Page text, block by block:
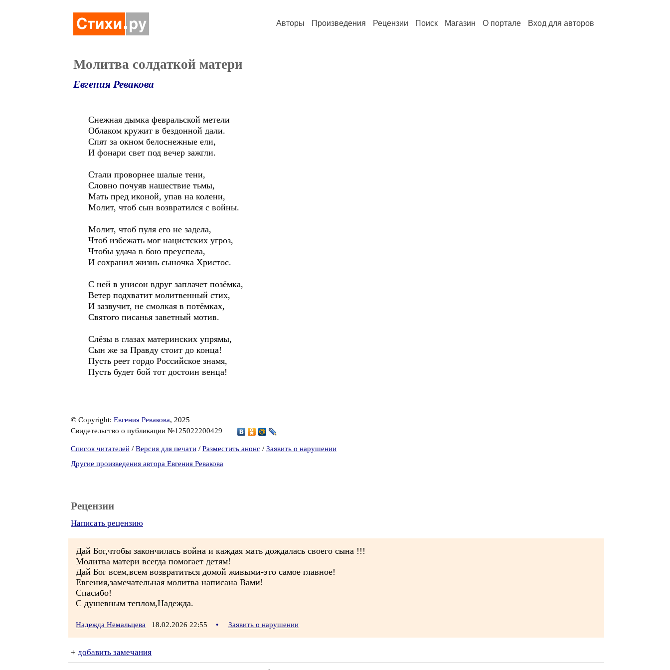
Авторы Произведения Рецензии Поиск Магазин О портале Вход для авторов
Молитва солдаткой матери
Евгения Ревакова
Снежная дымка февральской метели
Облаком кружит в бездонной дали.
Спят за окном белоснежные ели,
И фонари свет под вечер зажгли.
Стали проворнее шалые тени,
Словно почуяв нашествие тьмы,
Мать пред иконой, упав на колени,
Молит, чтоб сын возвратился с войны.
Молит, чтоб пуля его не задела,
Чтоб избежать мог нацистских угроз,
Чтобы удача в бою преуспела,
И сохранил жизнь сыночка Христос.
С ней в унисон вдруг заплачет позёмка,
Ветер подхватит молитвенный стих,
И зазвучит, не смолкая в потёмках,
Святого писанья заветный мотив.
Слёзы в глазах материнских упрямы,
Сын же за Правду стоит до конца!
Пусть реет гордо Российское знамя,
Пусть будет бой тот достоин венца!
© Copyright: Евгения Ревакова, 2025
Свидетельство о публикации №125022200429
Список читателей / Версия для печати / Разместить анонс / Заявить о нарушении
Другие произведения автора Евгения Ревакова
Рецензии
Написать рецензию
Дай Бог,чтобы закончилась война и каждая мать дождалась своего сына !!!
Молитва матери всегда помогает детям!
Дай Бог всем,всем возвратиться домой живыми-это самое главное!
Евгения,замечательная молитва написана Вами!
Спасибо!
С душевным теплом,Надежда.
Надежда Немальцева 18.02.2026 22:55 • Заявить о нарушении
+ добавить замечания